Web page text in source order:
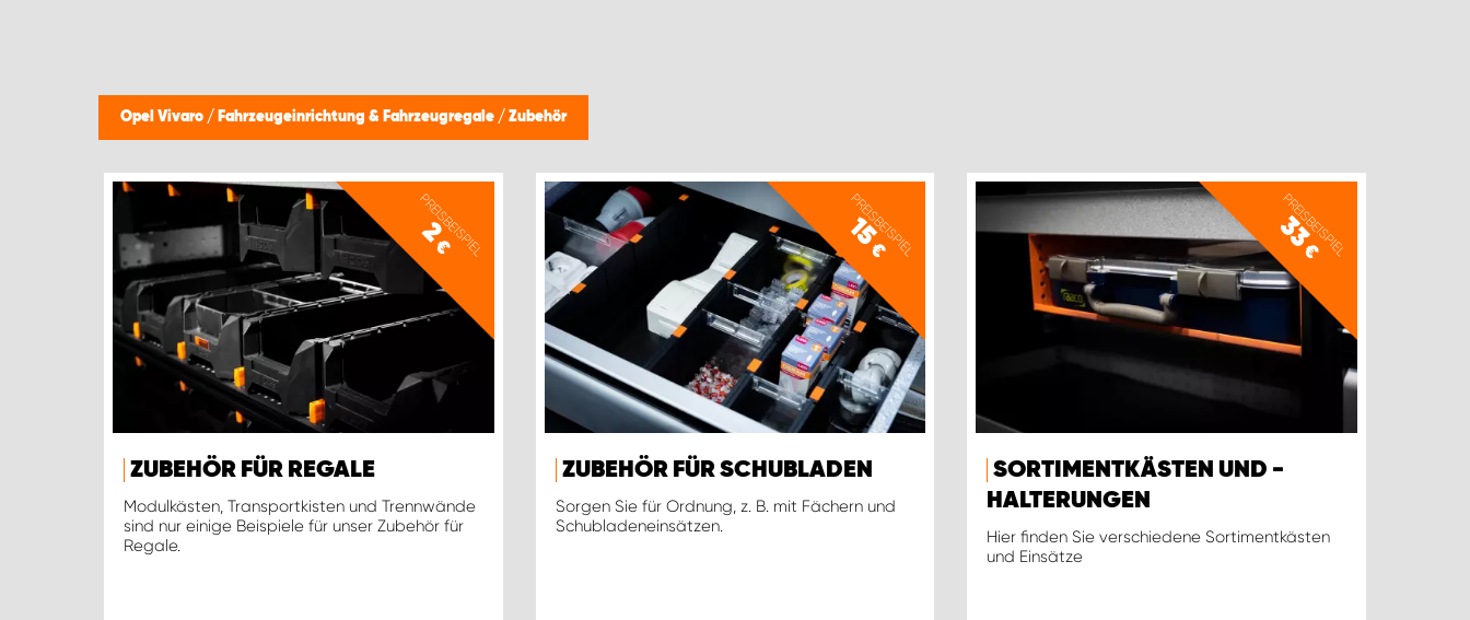
Opel Vivaro / Fahrzeugeinrichtung & Fahrzeugregale / Zubehör
PREISBEISPIEL
2
€
ZUBEHÖR FÜR REGALE
Modulkästen, Transportkisten und Trennwände
sind nur einige Beispiele für unser Zubehör für
Regale.
PREISBEISPIEL
15
€
ZUBEHÖR FÜR SCHUBLADEN
Sorgen Sie für Ordnung, z. B. mit Fächern und
Schubladeneinsätzen.
PREISBEISPIEL
33
€
SORTIMENTKÄSTEN UND -
HALTERUNGEN
Hier finden Sie verschiedene Sortimentkästen
und Einsätze